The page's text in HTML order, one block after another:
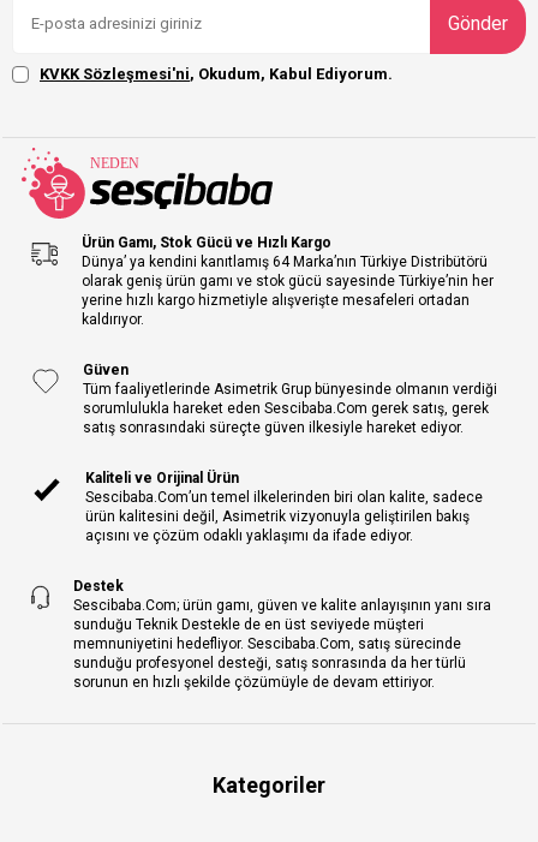
Gönder
KVKK Sözleşmesi'ni, Okudum, Kabul Ediyorum.
Ürün Gamı, Stok Gücü ve Hızlı Kargo
Dünya’ ya kendini kanıtlamış 64 Marka’nın Türkiye Distribütörü
olarak geniş ürün gamı ve stok gücü sayesinde Türkiye’nin her
yerine hızlı kargo hizmetiyle alışverişte mesafeleri ortadan
kaldırıyor.
Güven
Tüm faaliyetlerinde Asimetrik Grup bünyesinde olmanın verdiği
sorumlulukla hareket eden Sescibaba.Com gerek satış, gerek
satış sonrasındaki süreçte güven ilkesiyle hareket ediyor.
Kaliteli ve Orijinal Ürün
Sescibaba.Com’un temel ilkelerinden biri olan kalite, sadece
ürün kalitesini değil, Asimetrik vizyonuyla geliştirilen bakış
açısını ve çözüm odaklı yaklaşımı da ifade ediyor.
Destek
Sescibaba.Com; ürün gamı, güven ve kalite anlayışının yanı sıra
sunduğu Teknik Destekle de en üst seviyede müşteri
memnuniyetini hedefliyor. Sescibaba.Com, satış sürecinde
sunduğu profesyonel desteği, satış sonrasında da her türlü
sorunun en hızlı şekilde çözümüyle de devam ettiriyor.
Kategoriler